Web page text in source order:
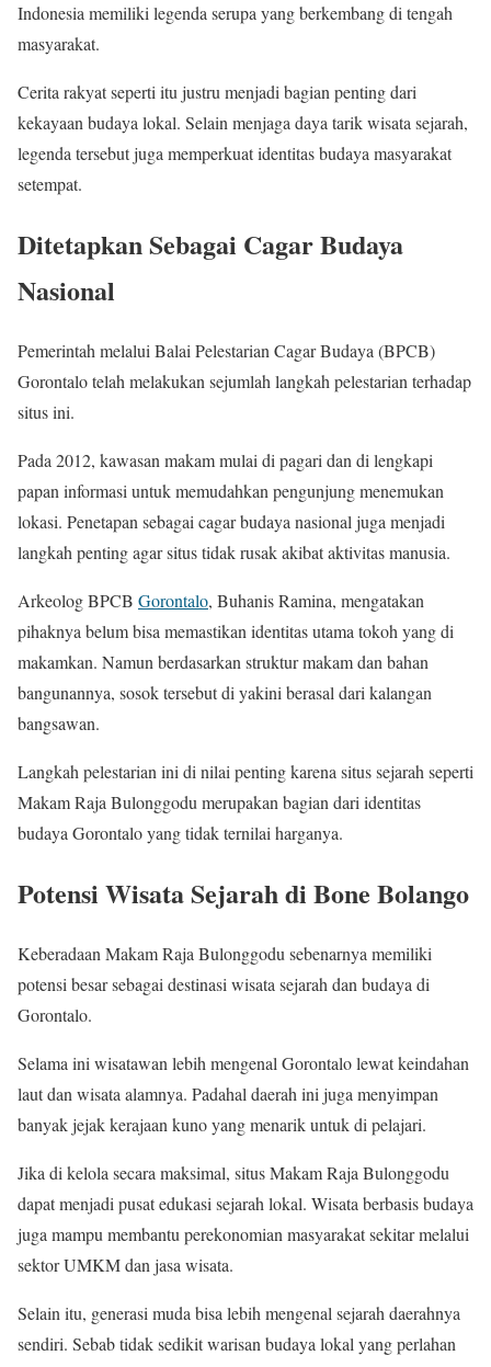
Indonesia memiliki legenda serupa yang berkembang di tengah
masyarakat.
Cerita rakyat seperti itu justru menjadi bagian penting dari
kekayaan budaya lokal. Selain menjaga daya tarik wisata sejarah,
legenda tersebut juga memperkuat identitas budaya masyarakat
setempat.
Ditetapkan Sebagai Cagar Budaya
Nasional
Pemerintah melalui Balai Pelestarian Cagar Budaya (BPCB)
Gorontalo telah melakukan sejumlah langkah pelestarian terhadap
situs ini.
Pada 2012, kawasan makam mulai di pagari dan di lengkapi
papan informasi untuk memudahkan pengunjung menemukan
lokasi. Penetapan sebagai cagar budaya nasional juga menjadi
langkah penting agar situs tidak rusak akibat aktivitas manusia.
Arkeolog BPCB Gorontalo, Buhanis Ramina, mengatakan
pihaknya belum bisa memastikan identitas utama tokoh yang di
makamkan. Namun berdasarkan struktur makam dan bahan
bangunannya, sosok tersebut di yakini berasal dari kalangan
bangsawan.
Langkah pelestarian ini di nilai penting karena situs sejarah seperti
Makam Raja Bulonggodu merupakan bagian dari identitas
budaya Gorontalo yang tidak ternilai harganya.
Potensi Wisata Sejarah di Bone Bolango
Keberadaan Makam Raja Bulonggodu sebenarnya memiliki
potensi besar sebagai destinasi wisata sejarah dan budaya di
Gorontalo.
Selama ini wisatawan lebih mengenal Gorontalo lewat keindahan
laut dan wisata alamnya. Padahal daerah ini juga menyimpan
banyak jejak kerajaan kuno yang menarik untuk di pelajari.
Jika di kelola secara maksimal, situs Makam Raja Bulonggodu
dapat menjadi pusat edukasi sejarah lokal. Wisata berbasis budaya
juga mampu membantu perekonomian masyarakat sekitar melalui
sektor UMKM dan jasa wisata.
Selain itu, generasi muda bisa lebih mengenal sejarah daerahnya
sendiri. Sebab tidak sedikit warisan budaya lokal yang perlahan